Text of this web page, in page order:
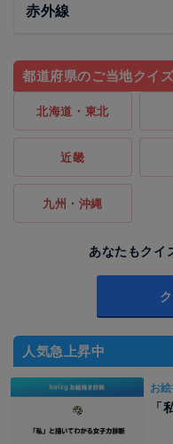
赤外線
都道府県のご当地クイ
北海道・東北
近畿
九州・沖縄
あなたもクイ
人気急上昇中
お
「